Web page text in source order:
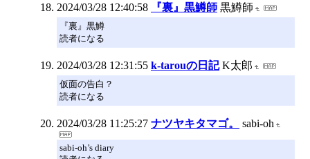
2024/03/28 12:40:58 『裏』黒鱒師 黒鱒師
『裏』黒鱒
読者になる
2024/03/28 12:31:55 k-tarouの日記 K太郎
仮面の告白？
読者になる
2024/03/28 11:25:27 ナツヤキタマゴ。 sabi-oh
sabi-oh’s diary